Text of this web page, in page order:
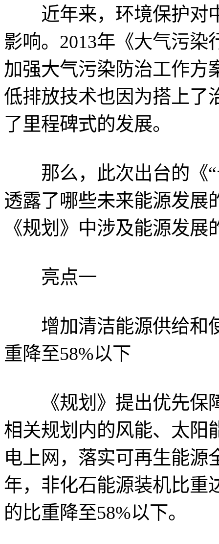
近年来，环境保护对
影响。2013年《大气污
加强大气污染防治工作方
低排放技术也因为搭上了
了里程碑式的发展。
那么，此次出台的《“
透露了哪些未来能源发展
《规划》中涉及能源发展
亮点一
增加清洁能源供给和
重降至58%以下
《规划》提出优先保障
相关规划内的风能、太阳
电上网，落实可再生能源
年，非化石能源装机比重
的比重降至58%以下。